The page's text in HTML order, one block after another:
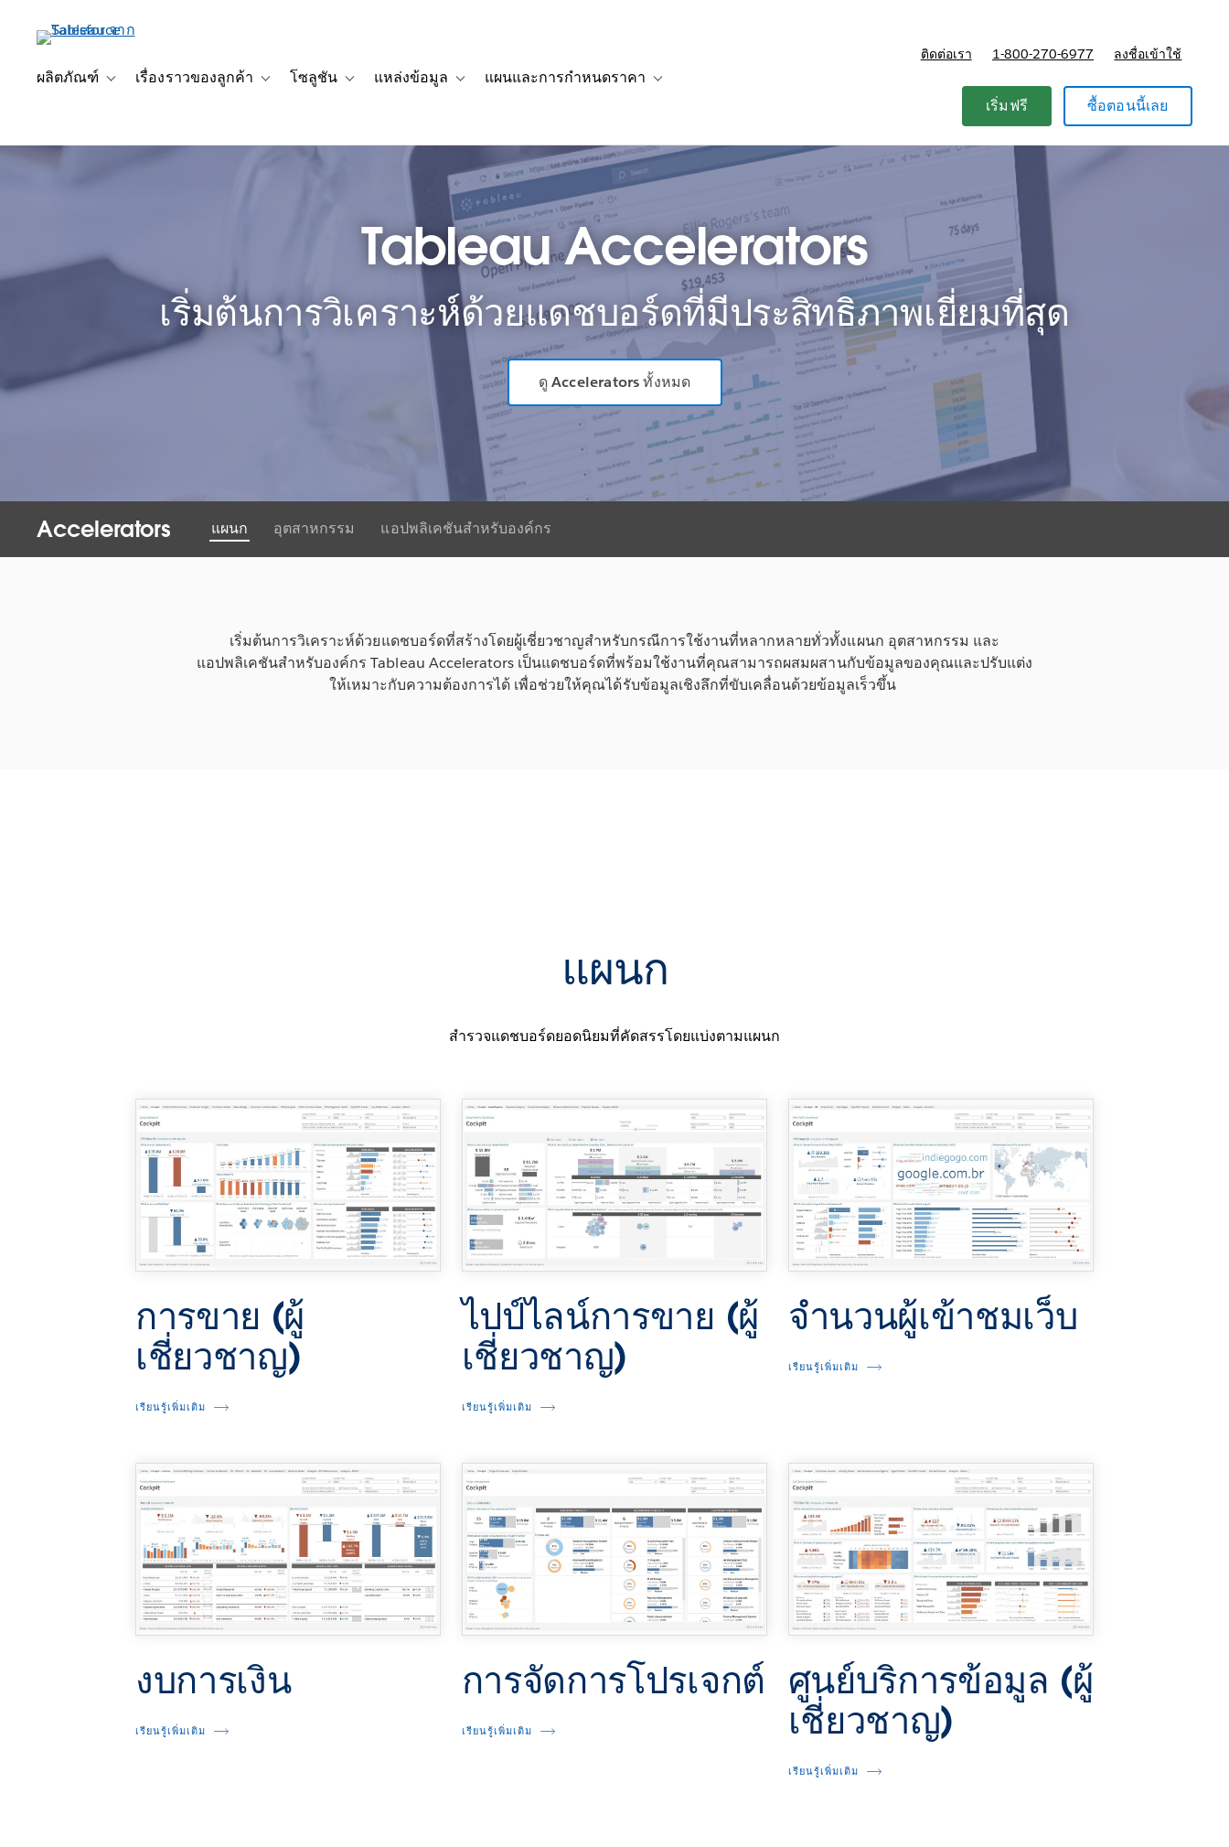
เนื้อหาผลิตภัณฑ์
Toggle sub-navigation for ผลิตภัณฑ์
เรื่องราวของลูกค้า
Toggle sub-navigation for เรื่องราวของลูกค้า
โซลูชัน
Toggle sub-navigation for โซลูชัน
แหล่งข้อมูล แผนและการกำหนดราคา
ติดต่อเรา 1-800-270-6977 ลงชื่อเข้าใช้
เริ่มฟรี ซื้อตอนนี้เลย
Tableau Accelerators
เริ่มต้นการวิเคราะห์ด้วยแดชบอร์ดที่มีประสิทธิภาพเยี่ยมที่สุด
ดู Accelerators ทั้งหมด
Accelerators แผนก อุตสาหกรรม แอปพลิเคชันสำหรับองค์กร
เริ่มต้นการวิเคราะห์ด้วยแดชบอร์ดที่สร้างโดยผู้เชี่ยวชาญสำหรับกรณีการใช้งานที่หลากหลายทั่วทั้งแผนก อุตสาหกรรม และ
แอปพลิเคชันสำหรับองค์กร Tableau Accelerators เป็นแดชบอร์ดที่พร้อมใช้งานที่คุณสามารถผสมผสานกับข้อมูลของคุณและปรับแต่ง
ให้เหมาะกับความต้องการได้ เพื่อช่วยให้คุณได้รับข้อมูลเชิงลึกที่ขับเคลื่อนด้วยข้อมูลเร็วขึ้น
เข้าถึงแดชบอร์ดธุรกิจที่ดีที่สุด รวมถึงทำการตัดสินใจได้เร็วขึ้นและชาญแผนก
สำรวจแดชบอร์ดยอดนิยมที่คัดสรรโดยแบ่งตามแผนก
การขาย (ผู้
เชี่ยวชาญ)
เรียนรู้เพิ่มเติม
ไปป์ไลน์การขาย (ผู้
เชี่ยวชาญ)
เรียนรู้เพิ่มเติม
จำนวนผู้เข้าชมเว็บ
เรียนรู้เพิ่มเติม
งบการเงิน
เรียนรู้เพิ่มเติม
การจัดการโปรเจกต์
เรียนรู้เพิ่มเติม
ศูนย์บริการข้อมูล (ผู้
เชี่ยวชาญ)
เรียนรู้เพิ่มเติม